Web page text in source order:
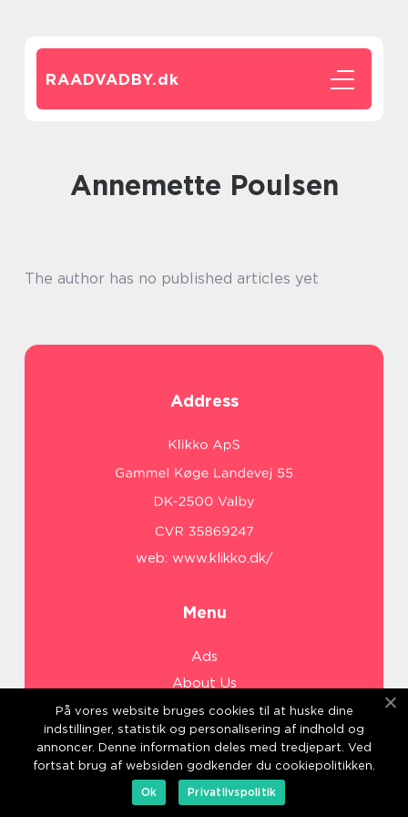
RAADVADBY.dk
Annemette Poulsen
The author has no published articles yet
Address
web: www.klikko.dk/
Menu
Ads
About Us
Cookies
Contact
Sitemap
På vores website bruges cookies til at huske dine
indstillinger, statistik og personalisering af indhold og
annoncer. Denne information deles med tredjepart. Ved
fortsat brug af websiden godkender du cookiepolitikken.
Ok
Privatlivspolitik